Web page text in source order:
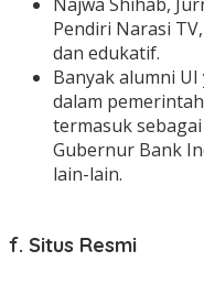
Pendiri Narasi
dan edukatif.
Banyak alumni
dalam
termasuk
Gubernur Bank
lain-lain.
f. Situs Resmi